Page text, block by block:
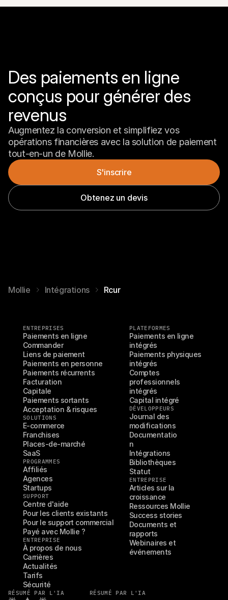
Des paiements en ligne
conçus pour générer des
revenus
Augmentez la conversion et simplifiez vos
opérations financières avec la solution de paiement
tout-en-un de Mollie.
S'inscrire
Obtenez un devis
Mollie Intégrations Rcur
ENTREPRISES
Paiements en ligne
Commander
Liens de paiement
Paiements en personne
Paiements récurrents
Facturation
Capitale
Paiements sortants
Acceptation & risques
SOLUTIONS
E-commerce
Franchises
Places-de-marché
SaaS
PROGRAMMES
Affiliés
Agences
Startups
SUPPORT
Centre d'aide
Pour les clients existants
Pour le support commercial
Payé avec Mollie ?
ENTREPRISE
À propos de nous
Carrières
Actualités
Tarifs
Sécurité
PLATEFORMES
Paiements en ligne
intégrés
Paiements physiques
intégrés
Comptes
professionnels
intégrés
Capital intégré
DÉVELOPPEURS
Journal des
modifications
Documentatio
n
Intégrations
Bibliothèques
Statut
ENTREPRISE
Articles sur la
croissance
Ressources Mollie
Success stories
Documents et
rapports
Webinaires et
événements
RÉSUMÉ PAR L'IA RÉSUMÉ PAR L'IA